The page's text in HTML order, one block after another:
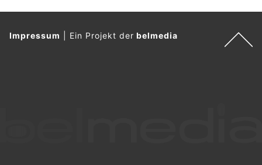
Impressum Ein Projekt derbelmedia